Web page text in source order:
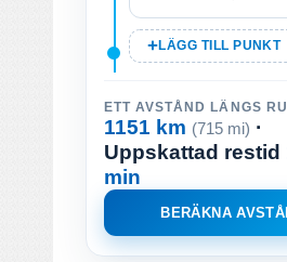
LÄGG TILL PUNKT
ETT AVSTÅND LÄNGS
1151 km (715 mi) ·
Uppskattad restid
min
BERÄKNA